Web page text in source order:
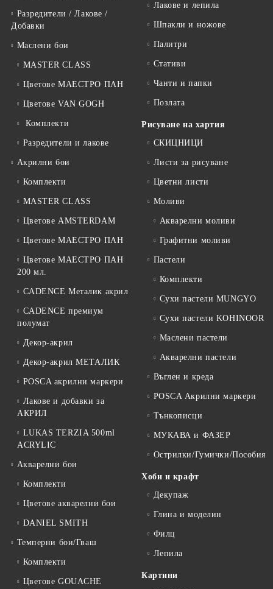
Разредители / Лакове /
Добавки
Маслени бои
MASTER CLASS
Цветове МАЕСТРО ПАН
Цветове VAN GOGH
Комплекти
Разредители и лакове
Акрилни бои
Комплекти
MASTER CLASS
Цветове AMSTERDAM
Цветове МАЕСТРО ПАН
Цветове МАЕСТРО ПАН
200 мл.
CADENCE Металик акрил
CADENCE премиум
полумат
Декор-акрил
Декор-акрил МЕТАЛИК
POSCA акрилни маркери
Лакове и добавки за
АКРИЛ
LUKAS TERZIA 500ml
ACRYLIC
Акварелни бои
Комплекти
Цветове акварелни бои
DANIEL SMITH
Темперни бои/Гваш
Комплекти
Цветове GOUACHE
Лакове и лепила
Шпакли и ножове
Палитри
Стативи
Чанти и папки
Позлата
Рисуване на хартия
СКИЦНИЦИ
Листи за рисуване
Цветни листи
Моливи
Акварелни моливи
Графитни моливи
Пастели
Комплекти
Сухи пастели MUNGYO
Сухи пастели KOHINOOR
Маслени пастели
Акварелни пастели
Въглен и креда
POSCA Акрилни маркери
Тънкописци
МУКАВА и ФАЗЕР
Острилки/Гумички/Пособия
Хоби и крафт
Декупаж
Глина и моделин
Филц
Лепила
Картини